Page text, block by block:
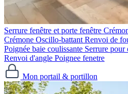
Serrure fenêtre et porte fenêtre
Crémone Oscillo-battant Renvoi de
Poignée baie coulissante Serrure pour
Renvoi d'angle Poignee fenetre
Mon portail & portillon